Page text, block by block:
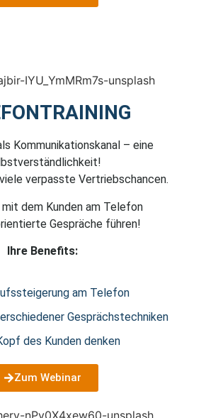
Kommunikationskanal – eine
verpasste Vertriebschancen.
mit dem Kunden am Telefon
Gespräche führen!
Ihre Benefits:
am Telefon
Gesprächstechniken
des Kunden denken
Zum Webinar